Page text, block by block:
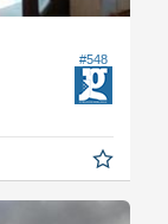
#548